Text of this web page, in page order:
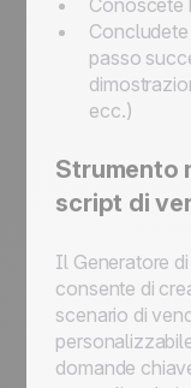
Conoscete
passo
ecc.)
Strumento
script di
Il Generatore
consente di
scenario di
domande